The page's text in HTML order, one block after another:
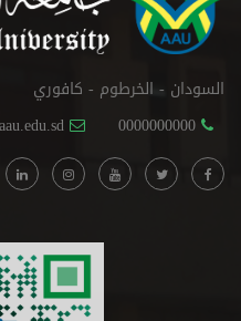
السودان - الخرطوم - كافوري
0000000000